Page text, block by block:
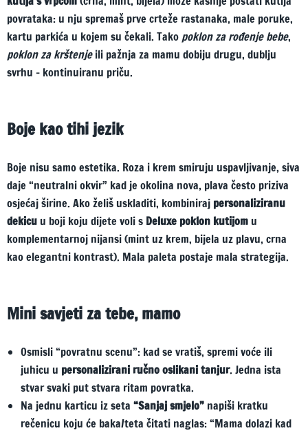
povrataka: u nju spremaš prve crteže rastanaka, male poruke,
kartu parkića u kojem su čekali. Tako poklon za rođenje bebe,
poklon za krštenjeili pažnja za mamu dobiju drugu, dublju
svrhu – kontinuiranu priču.
Boje kao tihi jezik
Boje nisu samo estetika. Roza i krem smiruju uspavljivanje, siva
daje “neutralni okvir” kad je okolina nova, plava često priziva
osjećaj širine. Ako želiš uskladiti, kombiniraj personaliziranu
dekicu u boji koju dijete voli s Deluxe poklon kutijom u
komplementarnoj nijansi (mint uz krem, bijela uz plavu, crna
kao elegantni kontrast). Mala paleta postaje mala strategija.
Mini savjeti za tebe, mamo
Osmisli “povratnu scenu”: kad se vratiš, spremi voće ili
juhicu u personalizirani ručno oslikani tanjur. Jedna ista
stvar svaki put stvara ritam povratka.
Na jednu karticu iz seta “Sanjaj smjelo” napiši kratku
rečenicu koju će baka/teta čitati naglas: “Mama dolazi kad